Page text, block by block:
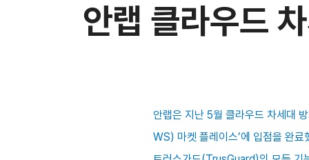
안랩 클라우드
안랩은 지난 5월 클라우드 차세대
WS) 마켓 플레이스’에 입점을 완